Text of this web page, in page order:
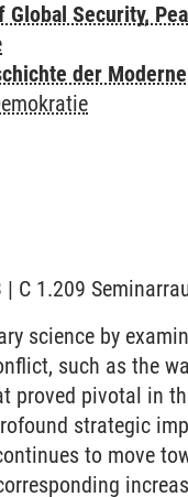
Security,
der
C 1.209
science by
such as the
proved pivotal in
strategic
to move